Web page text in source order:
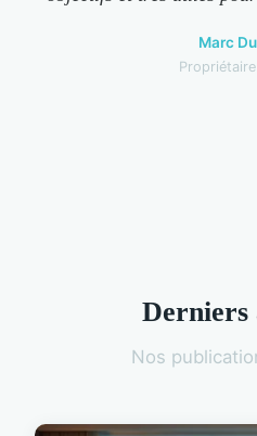
Marc
Derniers
Nos